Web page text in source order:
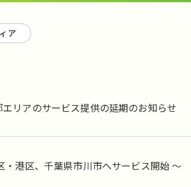
ア
リアのサービス提供の延期のお知らせ
・港区、千葉県市川市へサービス開始 ～